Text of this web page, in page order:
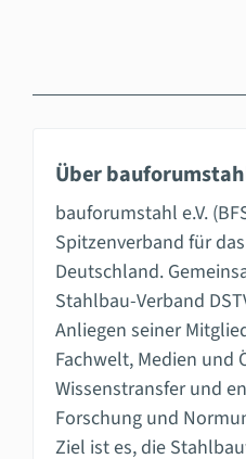
Über
bauforumstahl e.V.
Spitzenverband für
Deutschland.
Stahlbau-Verband
Anliegen seiner
Fachwelt, Medien
Wissenstransfer und
Forschung und
Ziel ist es, die